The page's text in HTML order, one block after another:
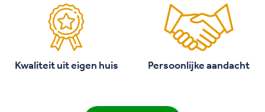
Kwaliteit uit eigen huis Persoonlijke aandacht